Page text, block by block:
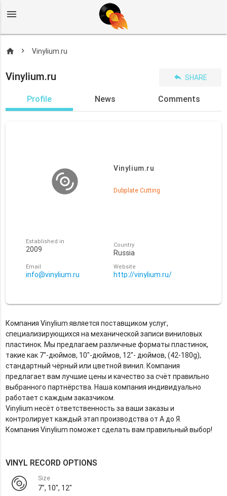
menu
home Vinylium.ru
Vinylium.ru reply SHARE
Profile News Comments
Компания Vinylium является поставщиком услуг,
специализирующихся на механической записи виниловых
пластинок. Мы предлагаем различные форматы пластинок,
такие как 7"-дюймов, 10"-дюймов, 12"- дюймов, (42-180g),
стандартный чёрный или цветной винил. Компания
предлагает вам лучшие цены и качество за счёт правильно
выбранного партнёрства. Наша компания индивидуально
работает с каждым заказчиком.
Vinylium несёт ответственность за ваши заказы и
контролирует каждый этап производства от А до Я.
Компания Vinylium поможет сделать вам правильный выбор!
VINYL RECORD OPTIONS
Size
7", 10", 12"
Vinylium.ru
Dubplate Cutting
Established in
2009 Country
Russia
Email
info@vinylium.ru
Website
http://vinylium.ru/